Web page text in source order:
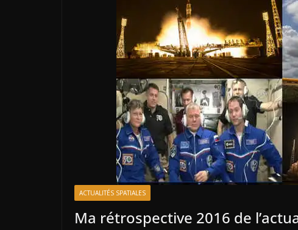
ACTUALITÉS SPATIALES
Ma rétrospective 2016 de